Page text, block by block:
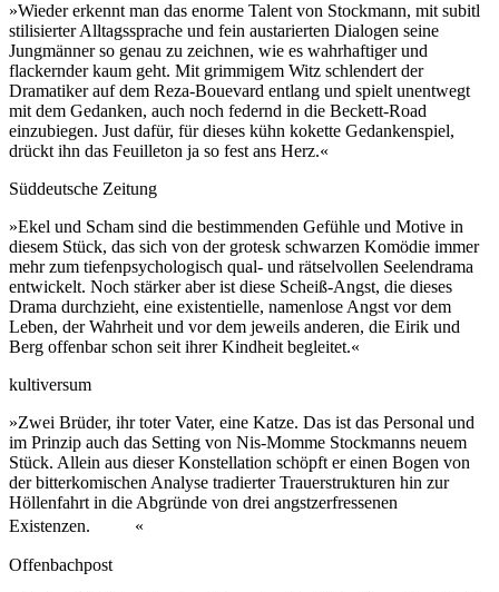
»Wieder erkennt man das enorme Talent von Stockmann, mit subitl
stilisierter Alltagssprache und fein austarierten Dialogen seine
Jungmänner so genau zu zeichnen, wie es wahrhaftiger und
flackernder kaum geht. Mit grimmigem Witz schlendert der
Dramatiker auf dem Reza-Bouevard entlang und spielt unentwegt
mit dem Gedanken, auch noch federnd in die Beckett-Road
einzubiegen. Just dafür, für dieses kühn kokette Gedankenspiel,
drückt ihn das Feuilleton ja so fest ans Herz.«
Süddeutsche Zeitung
»Ekel und Scham sind die bestimmenden Gefühle und Motive in
diesem Stück, das sich von der grotesk schwarzen Komödie immer
mehr zum tiefenpsychologisch qual- und rätselvollen Seelendrama
entwickelt. Noch stärker aber ist diese Scheiß-Angst, die dieses
Drama durchzieht, eine existentielle, namenlose Angst vor dem
Leben, der Wahrheit und vor dem jeweils anderen, die Eirik und
Berg offenbar schon seit ihrer Kindheit begleitet.«
kultiversum
»Zwei Brüder, ihr toter Vater, eine Katze. Das ist das Personal und
im Prinzip auch das Setting von Nis-Momme Stockmanns neuem
Stück. Allein aus dieser Konstellation schöpft er einen Bogen von
der bitterkomischen Analyse tradierter Trauerstrukturen hin zur
Höllenfahrt in die Abgründe von drei angstzerfressenen
Existenzen. «
Offenbachpost